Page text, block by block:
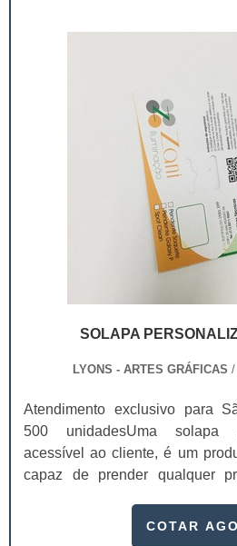
SOLAPA
LYONS - ARTES GRÁFICAS /
Atendimento exclusivo para
500 unidadesUma solapa
acessível ao cliente, é um
capaz de prender qualquer
supermercados, porCOTAR